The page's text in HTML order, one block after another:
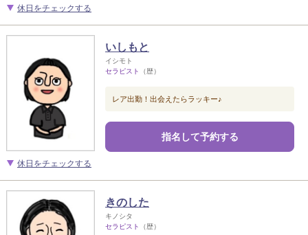
休日をチェックする
休日をチェックする
いしもと
イシモト
セラピスト
（歴）
レア出勤！出会えたらラッキー♪
指名して予約する
きのした
キノシタ
セラピスト
（歴）